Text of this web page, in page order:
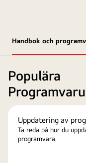
Handbok och
Populära
Uppdatering av
Ta reda på hur du
programvara.